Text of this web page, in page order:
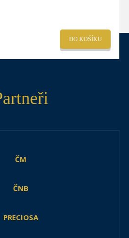
DO KOŠÍKU
ČM
ČNB
PRECIOSA